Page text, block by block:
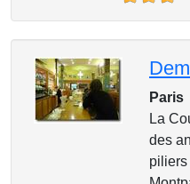
Paris
La
des
piliers